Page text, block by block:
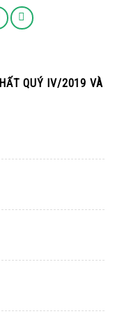
QUÝ IV/2019 VÀ